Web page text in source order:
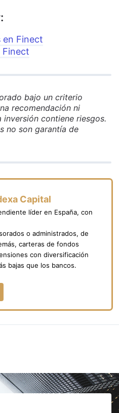
en Finect
Finect
bajo un criterio
recomendación ni
contiene riesgos.
no son garantía de
Capital
líder en España, con
o administrados, de
carteras de fondos
con diversificación
bajas que los bancos.